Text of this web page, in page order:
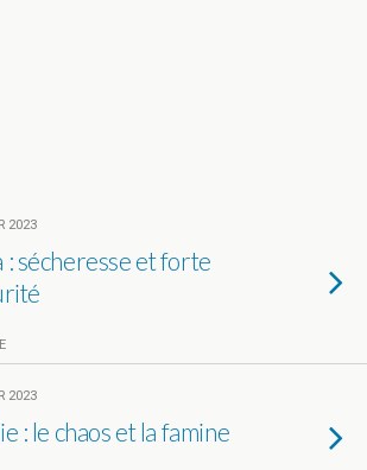
2023
: sécheresse et forte
2023
: le chaos et la famine